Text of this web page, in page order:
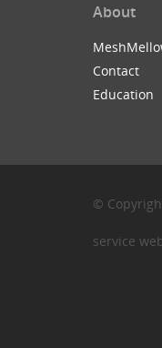
About
Contact
Education
©
service